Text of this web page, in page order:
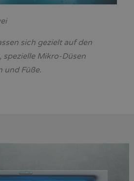
sich gezielt auf den
spezielle Mikro-Düsen
und Füße.